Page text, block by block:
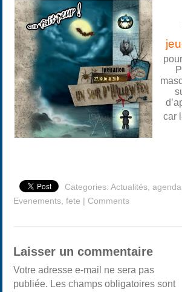
car
Categories:Actualités,agenda
Evenements,fete | Comments
Laisser un commentaire
Votre adresse e-mail ne sera pas
publiée. Les champs obligatoires sont